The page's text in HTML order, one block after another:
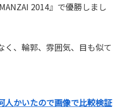
2014』で優勝しまし
く、輪郭、雰囲気、目も似て
人かいたので画像で比較検証